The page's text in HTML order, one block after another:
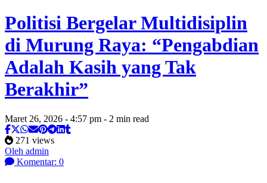
Politisi Bergelar Multidisiplin
di Murung Raya: “Pengabdian
Adalah Kasih yang Tak
Berakhir”
Maret 26, 2026 - 4:57 pm - 2 min read
271 views
Oleh admin
Komentar: 0